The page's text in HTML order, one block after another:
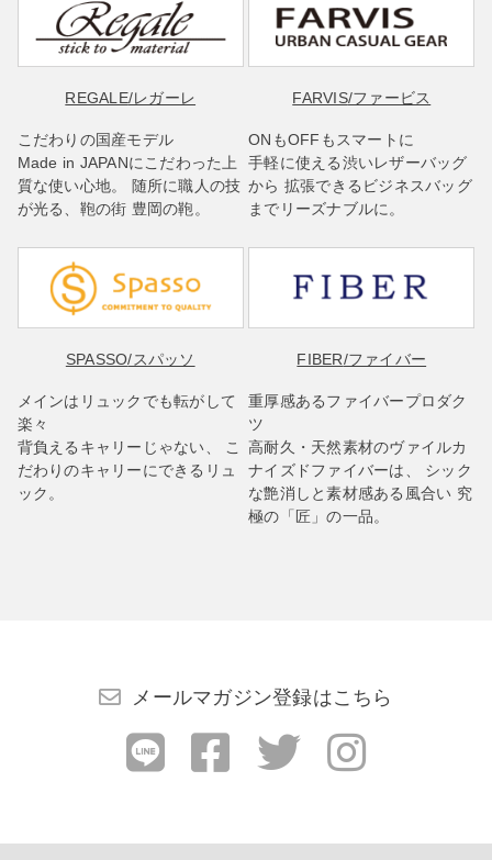
REGALE/レガーレ
こだわりの国産モデル
Made in JAPANにこだわった上
質な使い心地。 随所に職人の技
が光る、鞄の街 豊岡の鞄。
FARVIS/ファービス
ONもOFFもスマートに
手軽に使える渋いレザーバッグ
から 拡張できるビジネスバッグ
までリーズナブルに。
SPASSO/スパッソ
メインはリュックでも転がして
楽々
背負えるキャリーじゃない、 こ
だわりのキャリーにできるリュ
ック。
FIBER/ファイバー
重厚感あるファイバープロダク
ツ
高耐久・天然素材のヴァイルカ
ナイズドファイバーは、 シック
な艶消しと素材感ある風合い 究
極の「匠」の一品。
メールマガジン登録はこちら